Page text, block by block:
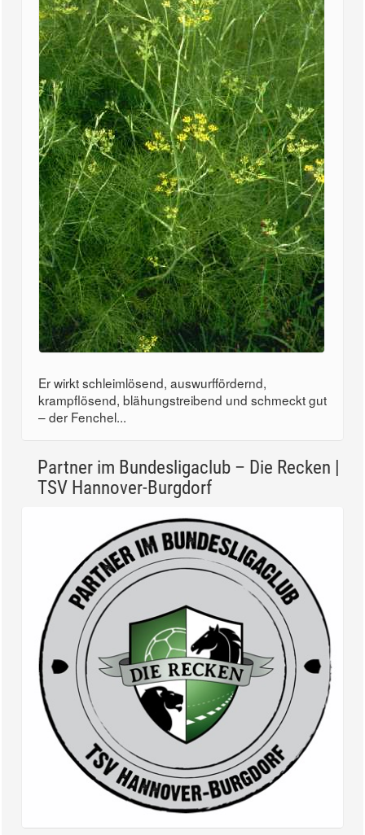
Er wirkt schleimlösend, auswurffördernd,
krampflösend, blähungstreibend und schmeckt gut
– der Fenchel...
Partner im Bundesligaclub – Die Recken |
TSV Hannover-Burgdorf